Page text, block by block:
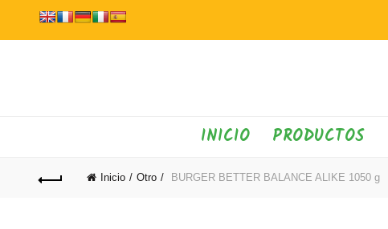
INICIO PRODUCTOS
Inicio Otro BURGER BETTER BALANCE ALIKE 1050 g